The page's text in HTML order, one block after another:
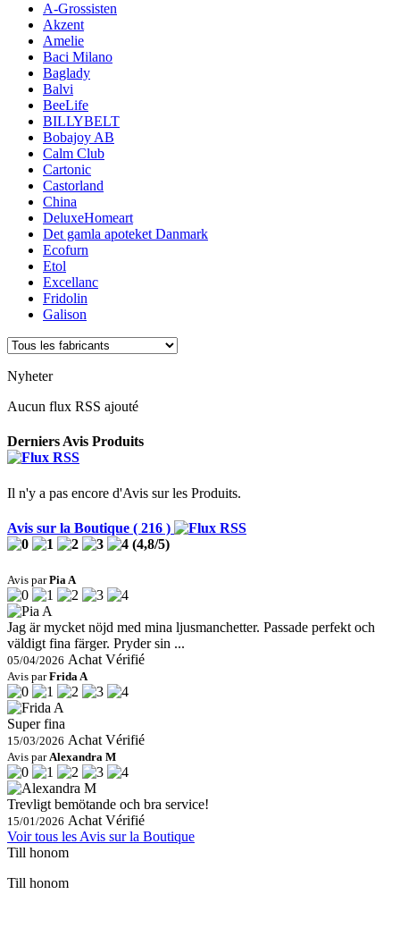
A-Grossisten
Akzent
Amelie
Baci Milano
Baglady
Balvi
BeeLife
BILLYBELT
Bobajoy AB
Calm Club
Cartonic
Castorland
China
DeluxeHomeart
Det gamla apoteket Danmark
Ecofurn
Etol
Excellanc
Fridolin
Galison
Nyheter
Aucun flux RSS ajouté
Derniers Avis Produits
Il n'y a pas encore d'Avis sur les Produits.
Avis sur la Boutique ( 216 )
(4,8/5)
Avis parPia A
Jag är mycket nöjd med mina ljusmanchetter. Passade perfekt och
väldigt fina färger. Pryder sin ...
05/04/2026 Achat Vérifié
Avis parFrida A
Super fina
15/03/2026 Achat Vérifié
Avis parAlexandra M
Trevligt bemötande och bra service!
15/01/2026 Achat Vérifié
Voir tous les Avis sur la Boutique
Till honom
Till honom